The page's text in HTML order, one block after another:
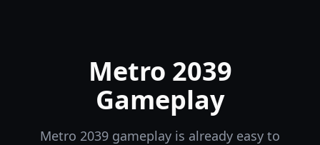
Metro 2039
Gameplay
Metro 2039 gameplay is already easy to